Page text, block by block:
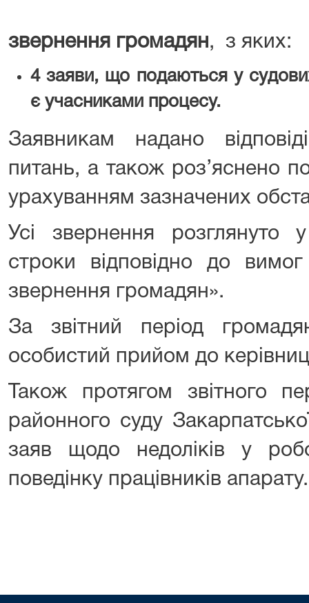
звернення громадян , з яких:
4заяви, що подаються у
є учасниками процесу.
Заявникам надано
питань, а також роз’яснено
урахуванням зазначених
Усі звернення розглянуто
строки відповідно до
звернення громадян».
За звітний період
особистий прийом до
Також протягом звітного
районного суду
заяв щодо недоліків у
поведінку працівників апарату.